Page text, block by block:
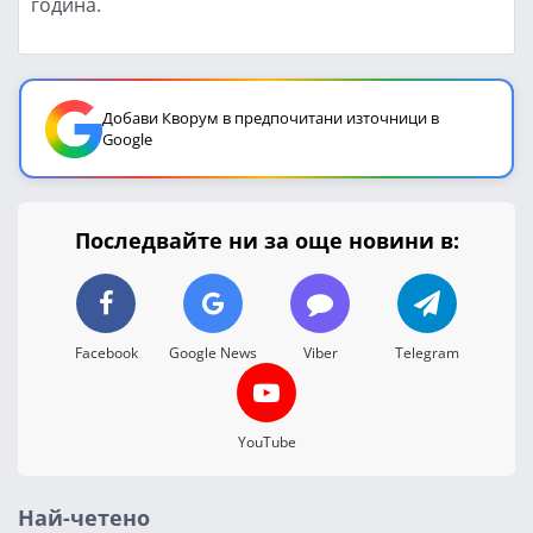
Добави Кворум в предпочитани източници в
Google
Последвайте ни за още новини в:
Facebook Google News Viber Telegram
YouTube
Най-четено